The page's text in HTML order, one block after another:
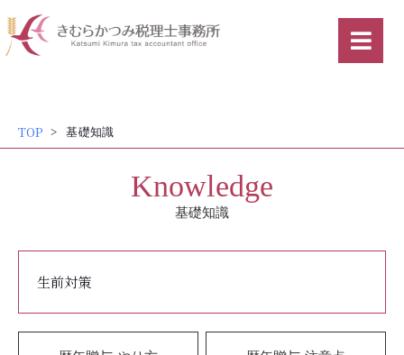
内
容
TOP 基礎知識
Knowledge
基礎知識
生前対策